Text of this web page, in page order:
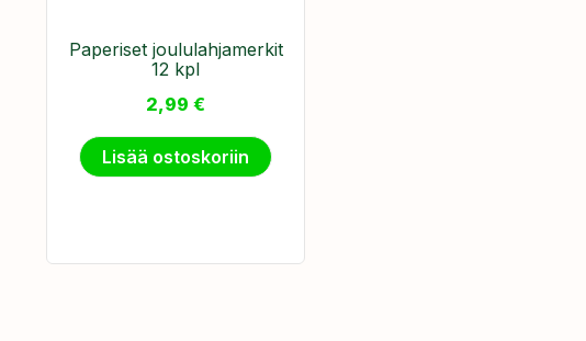
Paperiset joululahjamerkit
12 kpl
2,99 €
Lisää ostoskoriin